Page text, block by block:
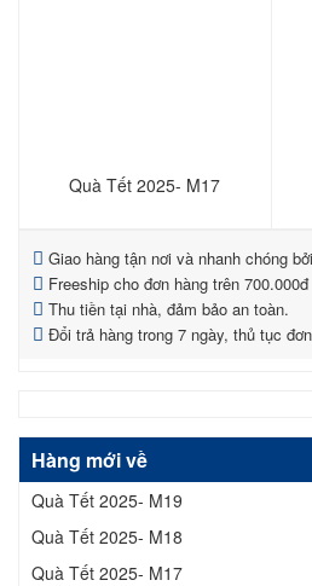
Quà Tết 2025- M17
Giao hàng tận nơi và nhanh chóng
Freeship cho đơn hàng trên 700.000đ
Thu tiền tại nhà, đảm bảo an toàn.
Đổi trả hàng trong 7 ngày, thủ tục
Hàng mới về
Quà Tết 2025- M19
Quà Tết 2025- M18
Quà Tết 2025- M17